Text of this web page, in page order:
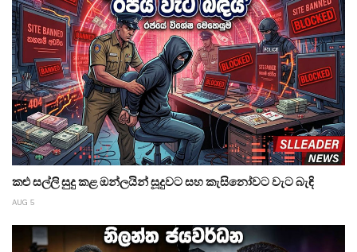
කළු සල්ලි සුදු කළ ඔන්ලයින් සූදුවට සහ කැසිනෝවට වැට බැඳි
AUG 5